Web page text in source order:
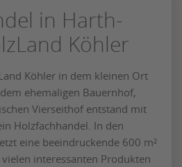
in Harth-
Köhler
Köhler in dem kleinen Ort
ehemaligen Bauernhof,
Vierseithof entstand mit
Holzfachhandel. In den
eine beeindruckende 600 m²
interessanten Produkten